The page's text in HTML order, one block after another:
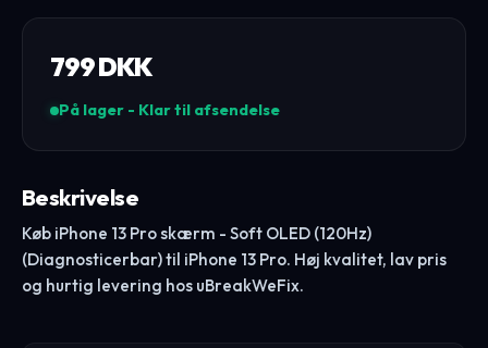
799DKK
På lager - Klar til afsendelse
Beskrivelse
Køb iPhone 13 Pro skærm - Soft OLED (120Hz)
(Diagnosticerbar) til iPhone 13 Pro. Høj kvalitet, lav pris
og hurtig levering hos uBreakWeFix.